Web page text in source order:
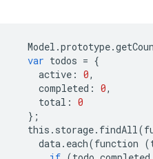
Model .prototype.
var todos = {
active : 0,
completed : 0,
total : 0
};
this . storage. findAll(
data. each(function (